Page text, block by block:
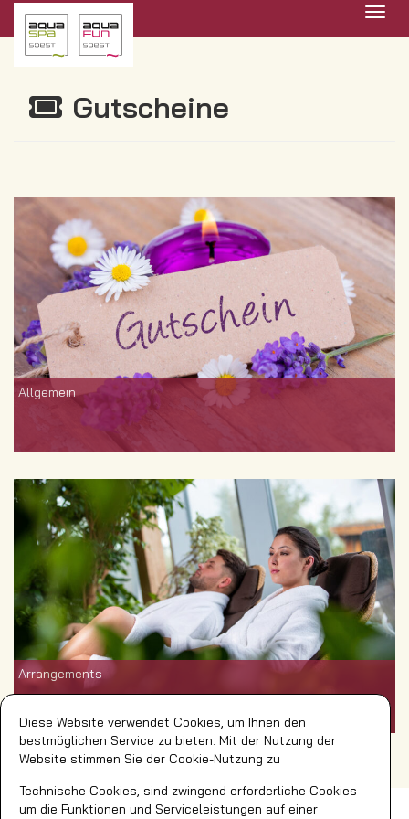
Gutscheine
Allgemein
Arrangements
Impressum
Social Media
Diese Website verwendet Cookies, um Ihnen den
bestmöglichen Service zu bieten. Mit der Nutzung der
Website stimmen Sie der Cookie-Nutzung zu
Technische Cookies, sind zwingend erforderliche Cookies
um die Funktionen und Serviceleistungen auf einer